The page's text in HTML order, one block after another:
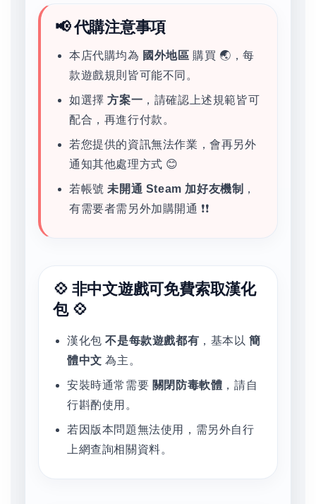
📢 代購注意事項
本店代購均為 國外地區 購買 🌏，每
款遊戲規則皆可能不同。
如選擇方案一 ，請確認上述規範皆可
配合，再進行付款。
若您提供的資訊無法作業，會再另外
通知其他處理方式 😊
若帳號未開通 Steam 加好友機制 ，
有需要者需另外加購開通 ❗❗
💠 非中文遊戲可免費索取漢化
包 💠
漢化包不是每款遊戲都有 ，基本以簡
體中文 為主。
安裝時通常需要 關閉防毒軟體 ，請自
行斟酌使用。
若因版本問題無法使用，需另外自行
上網查詢相關資料。